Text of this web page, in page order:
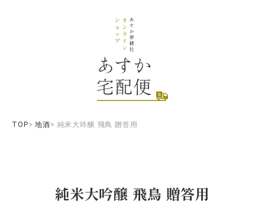
TOP 地酒 純米大吟醸 飛鳥 贈答用
純米大吟醸 飛鳥 贈答用